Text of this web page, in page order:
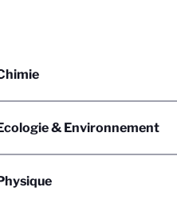
& Environnement